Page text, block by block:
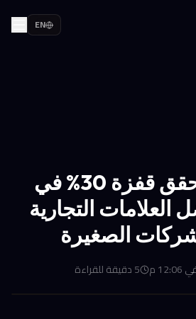
EN
Delhivery تحقق قفزة 30% في
العلامات التجارية
الصغيرة
5دقيقة للقراءة